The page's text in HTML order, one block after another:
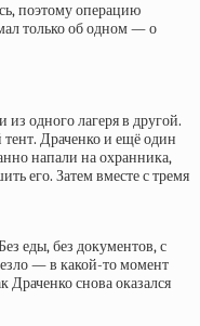
поэтому операцию
только об одном — о
одного лагеря в другой.
Драченко и ещё один
напали на охранника,
его. Затем вместе с тремя
еды, без документов, с
— в какой-то момент
Драченко снова оказался